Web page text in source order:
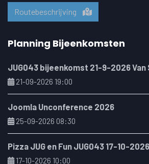
Routebeschrijving
Planning Bijeenkomsten
JUG043 bijeenkomst 21-9-2026 Van
21-09-2026 19:00
Joomla Unconference 2026
25-09-2026 08:30
Pizza JUG en Fun JUG043 17-10-2026
17-10-2026 10:00